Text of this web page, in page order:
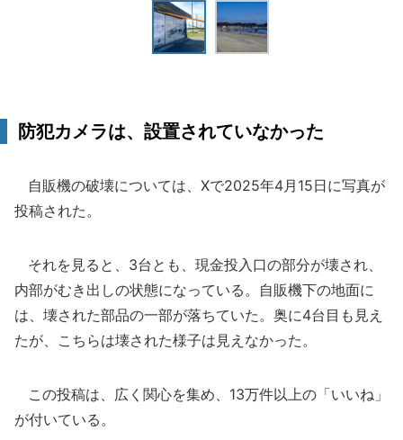
防犯カメラは、設置されていなかった
自販機の破壊については、Xで2025年4月15日に写真が
投稿された。
それを見ると、3台とも、現金投入口の部分が壊され、
内部がむき出しの状態になっている。自販機下の地面に
は、壊された部品の一部が落ちていた。奥に4台目も見え
たが、こちらは壊された様子は見えなかった。
この投稿は、広く関心を集め、13万件以上の「いいね」
が付いている。